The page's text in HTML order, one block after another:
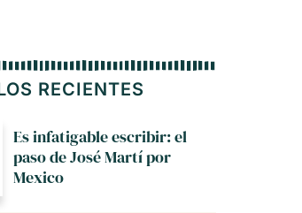
RECIENTES
Es infatigable escribir: el
paso de José Martí por
Mexico